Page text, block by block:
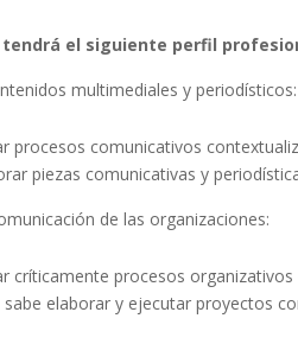
tendrá el siguiente perfil
multimediales y periodísticos:
procesos comunicativos
piezas comunicativas y
de las organizaciones:
críticamente procesos
elaborar y ejecutar proyectos